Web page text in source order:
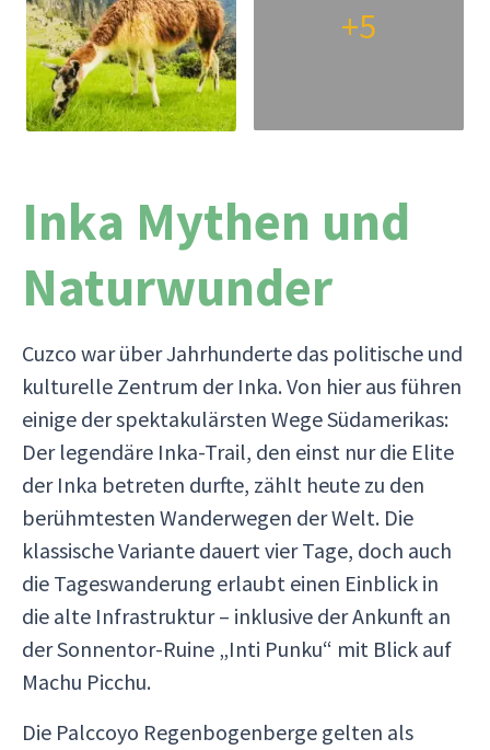
+5
Inka Mythen und
Naturwunder
Cuzco war über Jahrhunderte das politische und
kulturelle Zentrum der Inka. Von hier aus führen
einige der spektakulärsten Wege Südamerikas:
Der legendäre Inka-Trail, den einst nur die Elite
der Inka betreten durfte, zählt heute zu den
berühmtesten Wanderwegen der Welt. Die
klassische Variante dauert vier Tage, doch auch
die Tageswanderung erlaubt einen Einblick in
die alte Infrastruktur – inklusive der Ankunft an
der Sonnentor-Ruine „Inti Punku“ mit Blick auf
Machu Picchu.
Die Palccoyo Regenbogenberge gelten als